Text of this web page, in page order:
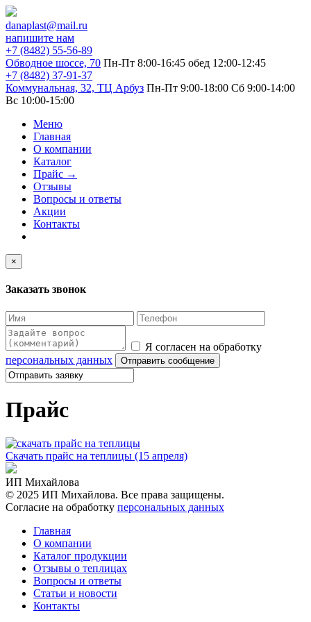
danaplast@mail.ru
напишите нам
+7 (8482) 55-56-89
Обводное шоссе, 70 Пн-Пт 8:00-16:45 обед 12:00-12:45
+7 (8482) 37-91-37
Коммунальная, 32, ТЦ Арбуз Пн-Пт 9:00-18:00 Сб 9:00-14:00
Вс 10:00-15:00
Меню
Главная
О компании
Каталог
Прайс →
Отзывы
Вопросы и ответы
Акции
Контакты
×
Заказать звонок
Я согласен на обработку
персональных данных
Прайс
Скачать прайс на теплицы (15 апреля)
ИП Михайлова
© 2025 ИП Михайлова. Все права защищены.
Согласие на обработку персональных данных
Главная
О компании
Каталог продукции
Отзывы о теплицах
Вопросы и ответы
Статьи и новости
Контакты